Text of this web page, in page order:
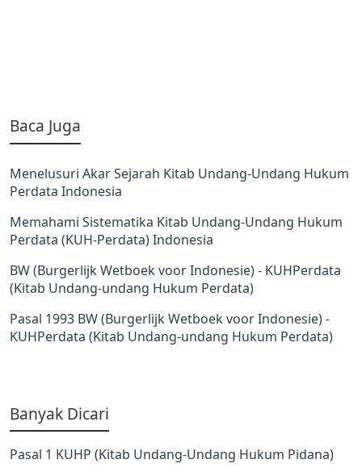
Baca Juga
Menelusuri Akar Sejarah Kitab Undang-Undang Hukum
Perdata Indonesia
Memahami Sistematika Kitab Undang-Undang Hukum
Perdata (KUH-Perdata) Indonesia
BW (Burgerlijk Wetboek voor Indonesie) - KUHPerdata
(Kitab Undang-undang Hukum Perdata)
Pasal 1993 BW (Burgerlijk Wetboek voor Indonesie) -
KUHPerdata (Kitab Undang-undang Hukum Perdata)
Banyak Dicari
Pasal 1 KUHP (Kitab Undang-Undang Hukum Pidana)